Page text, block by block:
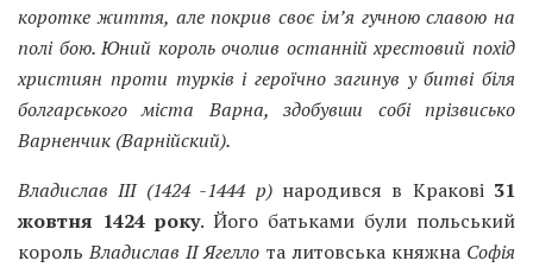
коротке життя, але покрив своє ім’я гучною славою на
полі бою. Юний король очолив останній хрестовий похід
християн проти турків і героїчно загинув у битві біля
болгарського міста Варна, здобувши собі прізвисько
Варненчик (Варнійский).
Владислав III (1424 -1444 р)народився в Кракові 31
жовтня 1424 року. Його батьками були польський
корольВладислав II Ягелло та литовська княжна Софія